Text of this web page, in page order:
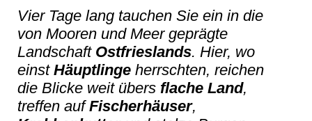
Vier Tage lang tauchen Sie ein in die
von Mooren und Meer geprägte
Landschaft Ostfrieslands. Hier, wo
einst Häuptlinge herrschten, reichen
die Blicke weit übers flache Land,
treffen aufFischerhäuser,